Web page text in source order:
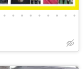
• • • • • • • • •